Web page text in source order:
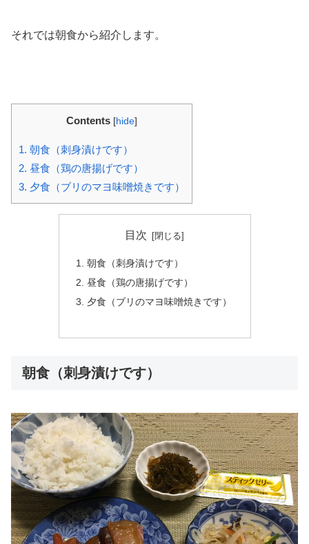
それでは朝食から紹介します。
Contents [hide]
1. 朝食（刺身漬けです）
2. 昼食（鶏の唐揚げです）
3. 夕食（ブリのマヨ味噌焼きです）
目次
朝食（刺身漬けです）
昼食（鶏の唐揚げです）
夕食（ブリのマヨ味噌焼きです）
朝食（刺身漬けです）